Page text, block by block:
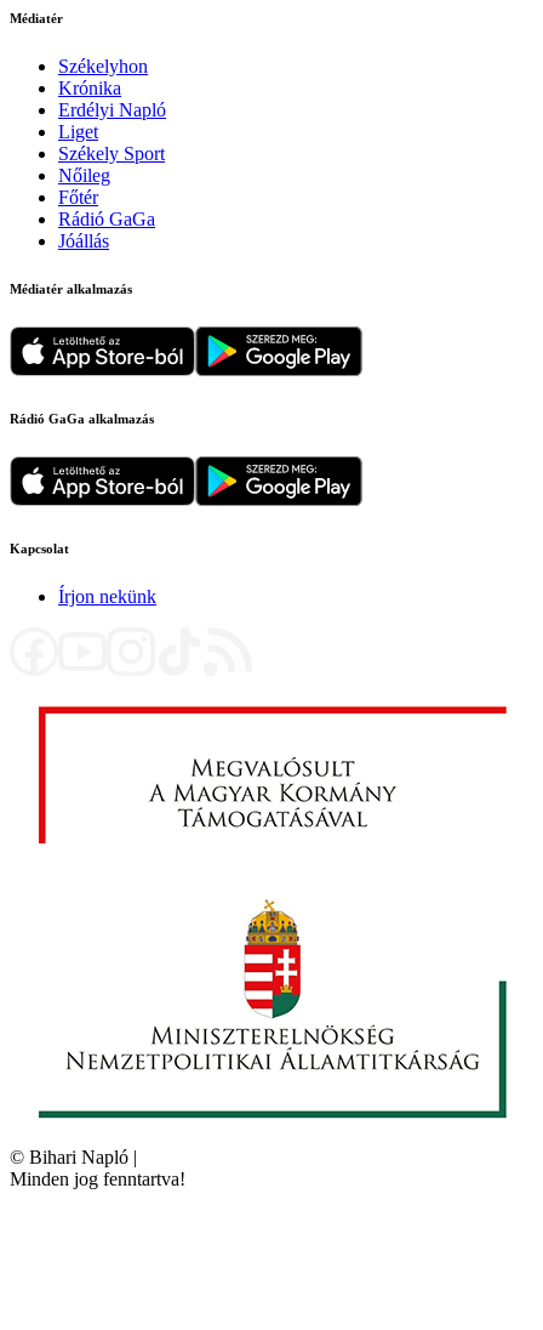
Médiatér
Székelyhon
Krónika
Erdélyi Napló
Liget
Székely Sport
Nőileg
Főtér
Rádió GaGa
Jóállás
Médiatér alkalmazás
Rádió GaGa alkalmazás
Kapcsolat
Írjon nekünk
© Bihari Napló |
Minden jog fenntartva!